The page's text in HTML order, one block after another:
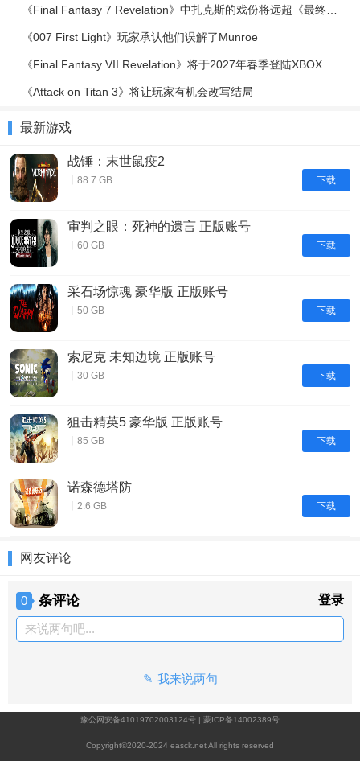
《007 First Light》玩家承认他们误解了Munroe
《Final Fantasy VII Revelation》将于2027年春季登陆XBOX
《Attack on Titan 3》将让玩家有机会改写结局
最新游戏
下载
战锤：末世鼠疫2
丨88.7 GB
下载
审判之眼：死神的遗言 正版账号
丨60 GB
下载
采石场惊魂 豪华版 正版账号
丨50 GB
下载
索尼克 未知边境 正版账号
丨30 GB
下载
狙击精英5 豪华版 正版账号
丨85 GB
下载
诺森德塔防
丨2.6 GB
网友评论
0 条评论 登录
来说两句吧...
我来说两句
豫公网安备41019702003124号 | 蒙ICP备14002389号
Copyright©2020-2024 easck.net All rights reserved